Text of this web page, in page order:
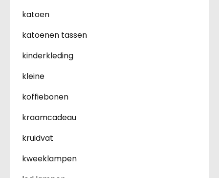
katoen
katoenen tassen
kinderkleding
kleine
koffiebonen
kraamcadeau
kruidvat
kweeklampen